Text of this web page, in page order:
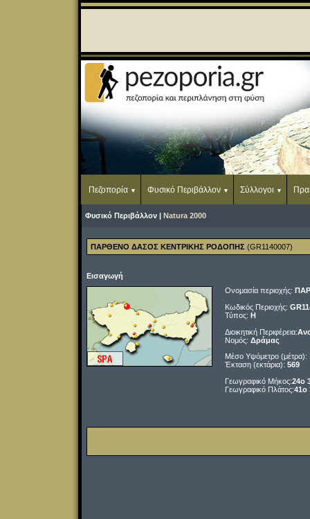
Πεζοπορία Φυσικό Περιβάλλον Σύλλογοι
Φυσικό Περιβάλλον | Natura 2000
ΠΑΡΘΕΝΟ ΔΑΣΟΣ ΚΕΝΤΡΙΚΗΣ ΡΟΔΟΠΗΣ (GR1140007)
Εισαγωγή
Ονομασία περιοχής:
Κωδικός Περιοχής:
Τύπος: H
Διοικητική Περιφέρεια:
Νομός: Δράμας
Μέσο Υψόμετρο (μέτρα):
Έκταση (εκτάρια): 569
Γεωγραφικό Μήκος:24o
Γεωγραφικό Πλάτος:41o